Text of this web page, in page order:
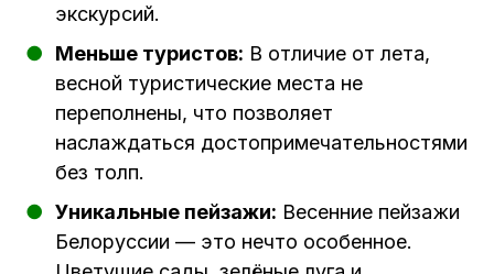
экскурсий.
Меньше туристов: В отличие от лета,
весной туристические места не
переполнены, что позволяет
наслаждаться достопримечательностями
без толп.
Уникальные пейзажи: Весенние пейзажи
Белоруссии — это нечто особенное.